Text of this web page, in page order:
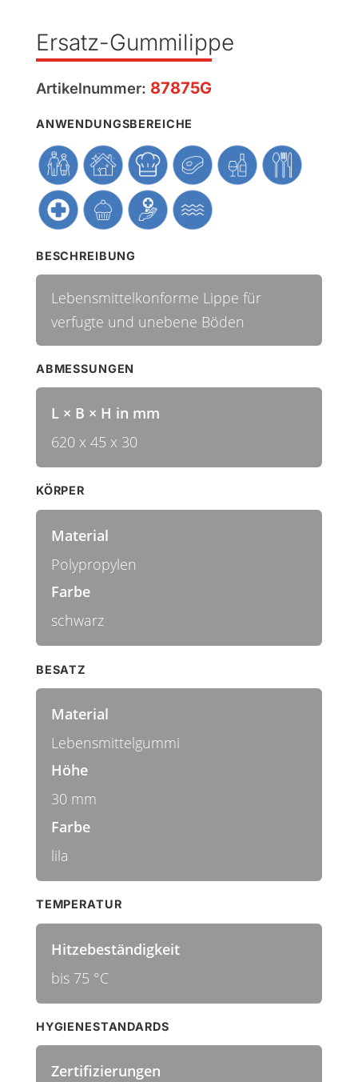
Ersatz-Gummilippe
Artikelnummer: 87875G
ANWENDUNGSBEREICHE
BESCHREIBUNG
Lebensmittelkonforme Lippe für
verfugte und unebene Böden
ABMESSUNGEN
L × B × H in mm
620 x 45 x 30
KÖRPER
Material
Polypropylen
Farbe
schwarz
BESATZ
Material
Lebensmittelgummi
Höhe
30 mm
Farbe
lila
TEMPERATUR
Hitzebeständigkeit
bis 75 °C
HYGIENESTANDARDS
Zertifizierungen